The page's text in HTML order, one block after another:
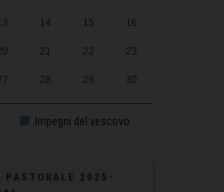
14 15 16
21 22 23
28 29 30
Impegni del vescovo
PASTORALE 2025-